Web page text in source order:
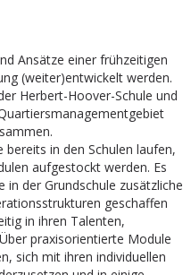
Ansätze einer frühzeitigen
(weiter)entwickelt werden.
Herbert-Hoover-Schule und
in den Schulen laufen,
aufgestockt werden. Es
in der Grundschule zusätzliche
geschaffen
in ihren Talenten,
praxisorientierte Module
sich mit ihren individuellen